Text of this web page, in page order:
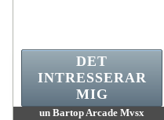
un Bartop Arcade Mvsx
DET
INTRESSERAR
MIG